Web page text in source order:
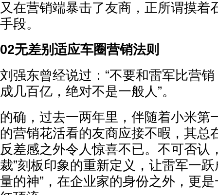
又在营销端暴击了友商，正所谓摸着
手段。
02无差别适应车圈营销法则
刘强东曾经说过：“不要和雷军比营
成几百亿，绝对不是一般人”。
的确，过去一两年里，伴随着小米第
的营销花活看的友商应接不暇，其总
反差感之外令人惊喜不已。不可否认
裁”刻板印象的重新定义，让雷军一
量的神”，在企业家的身份之外，更